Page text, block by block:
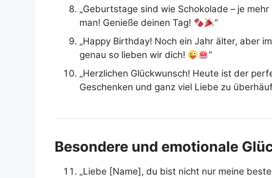
„Geburtstage sind wie Schokolade – je
man! Genieße deinen Tag!
“
„Happy Birthday! Noch ein Jahr älter, aber
genau so lieben wir dich!
“
„Herzlichen Glückwunsch! Heute ist der
Geschenken und ganz viel Liebe zu
Besondere und emotionale
„Liebe [Name], du bist nicht nur meine